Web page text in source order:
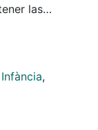
las
CL. Además
de
síntesis de
través de
Infància,